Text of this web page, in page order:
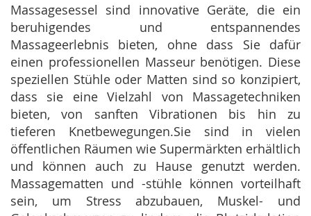
Massagesessel sind innovative Geräte, die ein
beruhigendes und entspannendes
Massageerlebnis bieten, ohne dass Sie dafür
einen professionellen Masseur benötigen. Diese
speziellen Stühle oder Matten sind so konzipiert,
dass sie eine Vielzahl von Massagetechniken
bieten, von sanften Vibrationen bis hin zu
tieferen Knetbewegungen.Sie sind in vielen
öffentlichen Räumen wie Supermärkten erhältlich
und können auch zu Hause genutzt werden.
Massagematten und -stühle können vorteilhaft
sein, um Stress abzubauen, Muskel- und